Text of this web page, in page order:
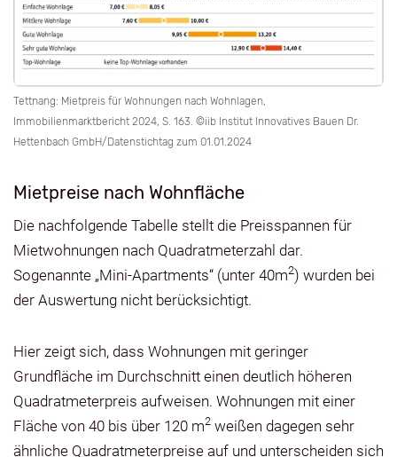
Tettnang: Mietpreis für Wohnungen nach Wohnlagen,
Immobilienmarktbericht 2024, S. 163. ©iib Institut Innovatives Bauen Dr.
Hettenbach GmbH/Datenstichtag zum 01.01.2024
Mietpreise nach Wohnfläche
Die nachfolgende Tabelle stellt die Preisspannen für
Mietwohnungen nach Quadratmeterzahl dar.
Sogenannte „Mini-Apartments“ (unter 40m2) wurden bei
der Auswertung nicht berücksichtigt.
Hier zeigt sich, dass Wohnungen mit geringer
Grundfläche im Durchschnitt einen deutlich höheren
Quadratmeterpreis aufweisen. Wohnungen mit einer
Fläche von 40 bis über 120 m2 weißen dagegen sehr
ähnliche Quadratmeterpreise auf und unterscheiden sich